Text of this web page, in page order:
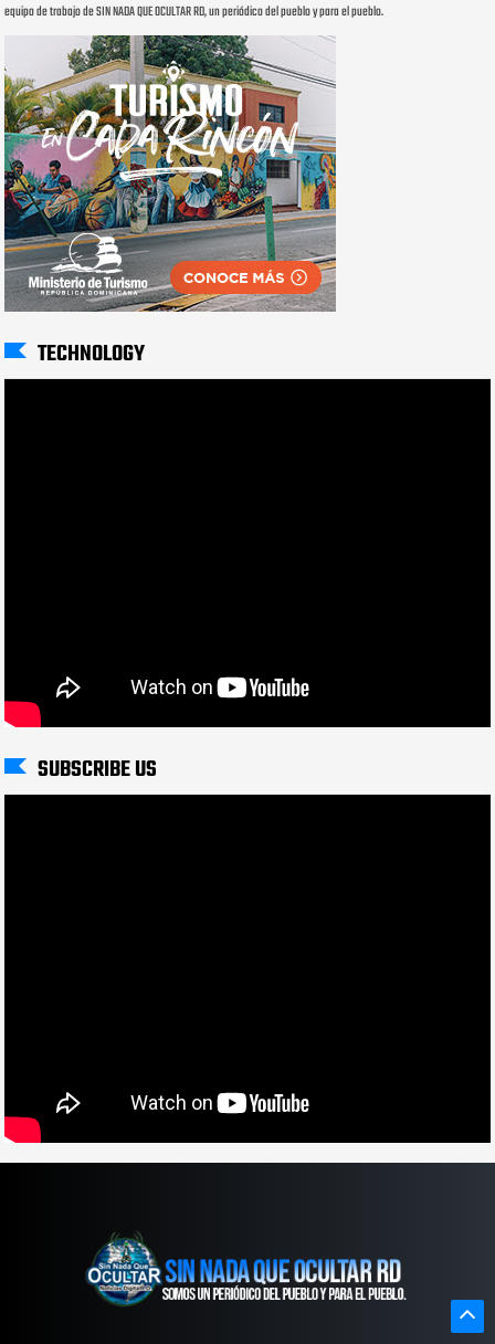
equipo de trabajo de SIN NADA QUE OCULTAR RD, un periódico del pueblo y para el pueblo.
TECHNOLOGY
SUBSCRIBE US